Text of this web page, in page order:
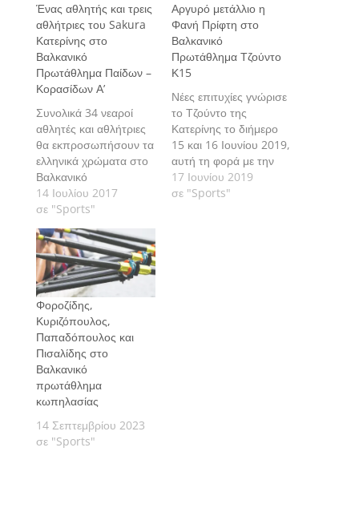
Ένας αθλητής και τρεις
αθλήτριες του Sakura
Κατερίνης στο
Βαλκανικό
Πρωτάθλημα Παίδων –
Κορασίδων Α’
Συνολικά 34 νεαροί
αθλητές και αθλήτριες
θα εκπροσωπήσουν τα
ελληνικά χρώματα στο
Βαλκανικό
Πρωτάθλημα Παίδων –
Κορασίδων Α’ που θα
διεξαχθεί το τριήμερο
28-30 Ιουλίου στη
Θεσσαλονίκη.
14 Ιουλίου 2017
σε "Sports"
Αργυρό μετάλλιο η
Φανή Πρίφτη στο
Βαλκανικό
Πρωτάθλημα Τζούντο
Κ15
Νέες επιτυχίες γνώρισε
το Τζούντο της
Κατερίνης το διήμερο
15 και 16 Ιουνίου 2019,
αυτή τη φορά με την
Πρίφτη Φανή του ΓΑΣ
Αλέξανδρος Κατερίνης
17 Ιουνίου 2019
σε "Sports"
Φοροζίδης,
Κυριζόπουλος,
Παπαδόπουλος και
Πισαλίδης στο
Βαλκανικό
πρωτάθλημα
κωπηλασίας
14 Σεπτεμβρίου 2023
σε "Sports"